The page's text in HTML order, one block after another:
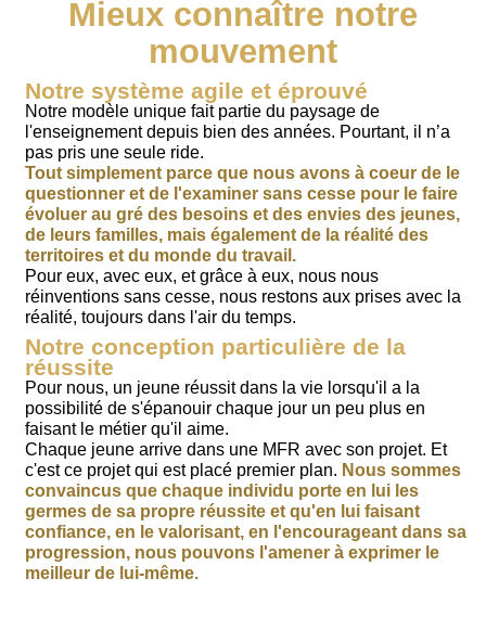
Mieux connaître notre
mouvement
Notre système agile et éprouvé
Notre modèle unique fait partie du paysage de
l'enseignement depuis bien des années. Pourtant, il n’a
pas pris une seule ride.
Tout simplement parce que nous avons à coeur de le
questionner et de l'examiner sans cesse pour le faire
évoluer au gré des besoins et des envies des jeunes,
de leurs familles, mais également de la réalité des
territoires et du monde du travail.
Pour eux, avec eux, et grâce à eux, nous nous
réinventions sans cesse, nous restons aux prises avec la
réalité, toujours dans l'air du temps.
Notre conception particulière de la
réussite
Pour nous, un jeune réussit dans la vie lorsqu'il a la
possibilité de s'épanouir chaque jour un peu plus en
faisant le métier qu'il aime.
Chaque jeune arrive dans une MFR avec son projet. Et
c'est ce projet qui est placé premier plan. Nous sommes
convaincus que chaque individu porte en lui les
germes de sa propre réussite et qu'en lui faisant
confiance, en le valorisant, en l'encourageant dans sa
progression, nous pouvons l'amener à exprimer le
meilleur de lui-même.